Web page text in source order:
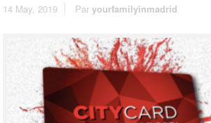
14 May, 2019 Par yourfamilyinmadrid